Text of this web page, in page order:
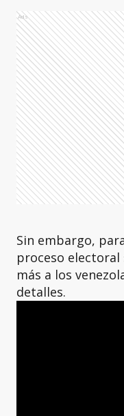
Ads
Sin embargo,
proceso
más a los
detalles.